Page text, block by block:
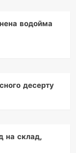
водойма
десерту
на склад,